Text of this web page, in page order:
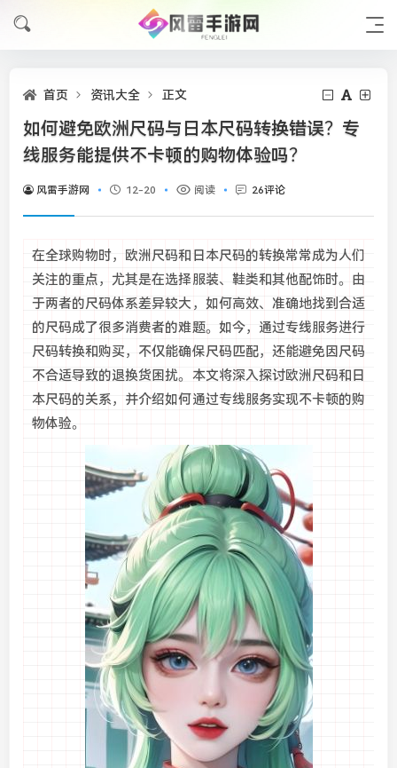
首页 资讯大全 正文
如何避免欧洲尺码与日本尺码转换错误？专
线服务能提供不卡顿的购物体验吗？
风雷手游网 12-20 阅读 26评论
在全球购物时，欧洲尺码和日本尺码的转换常常成为人们
关注的重点，尤其是在选择服装、鞋类和其他配饰时。由
于两者的尺码体系差异较大，如何高效、准确地找到合适
的尺码成了很多消费者的难题。如今，通过专线服务进行
尺码转换和购买，不仅能确保尺码匹配，还能避免因尺码
不合适导致的退换货困扰。本文将深入探讨欧洲尺码和日
本尺码的关系，并介绍如何通过专线服务实现不卡顿的购
物体验。